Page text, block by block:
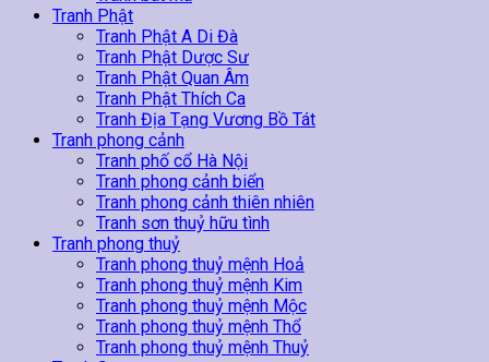
Tranh Phật
Tranh Phật A Di Đà
Tranh Phật Dược Sư
Tranh Phật Quan Âm
Tranh Phật Thích Ca
Tranh Địa Tạng Vương Bồ Tát
Tranh phong cảnh
Tranh phố cổ Hà Nội
Tranh phong cảnh biển
Tranh phong cảnh thiên nhiên
Tranh sơn thuỷ hữu tình
Tranh phong thuỷ
Tranh phong thuỷ mệnh Hoả
Tranh phong thuỷ mệnh Kim
Tranh phong thuỷ mệnh Mộc
Tranh phong thuỷ mệnh Thổ
Tranh phong thuỷ mệnh Thuỷ